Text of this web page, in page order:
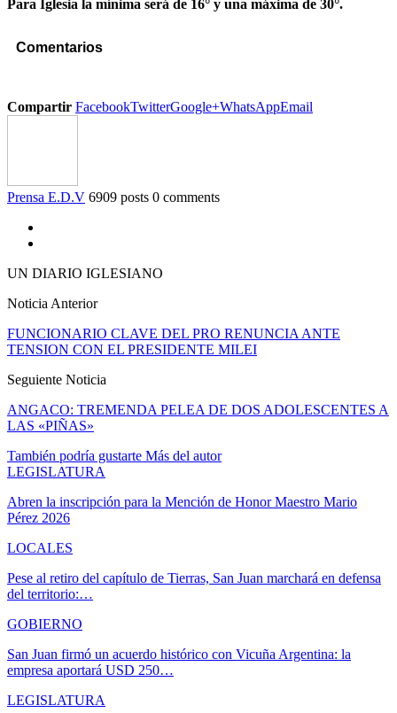
Para Iglesia la mínima será de 16° y una máxima de 30°.
Comentarios
Compartir FacebookTwitterGoogle+WhatsAppEmail
Prensa E.D.V 6909 posts 0 comments
UN DIARIO IGLESIANO
Noticia Anterior
FUNCIONARIO CLAVE DEL PRO RENUNCIA ANTE
TENSION CON EL PRESIDENTE MILEI
Seguiente Noticia
ANGACO: TREMENDA PELEA DE DOS ADOLESCENTES A
LAS «PIÑAS»
También podría gustarte Más del autor
LEGISLATURA
Abren la inscripción para la Mención de Honor Maestro Mario
Pérez 2026
LOCALES
Pese al retiro del capítulo de Tierras, San Juan marchará en defensa
del territorio:…
GOBIERNO
San Juan firmó un acuerdo histórico con Vicuña Argentina: la
empresa aportará USD 250…
LEGISLATURA